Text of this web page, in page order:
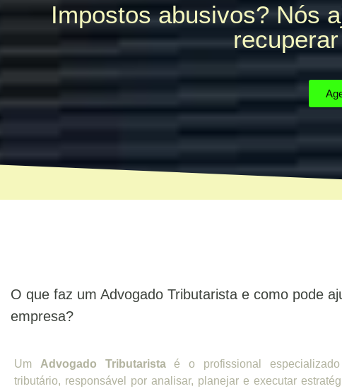
Impostos abusivos? Nós
O que faz um Advogado Tributarista e como pode
empresa?
Um Advogado Tributaristaé o profissional
tributário, responsável por analisar, planejar e executar